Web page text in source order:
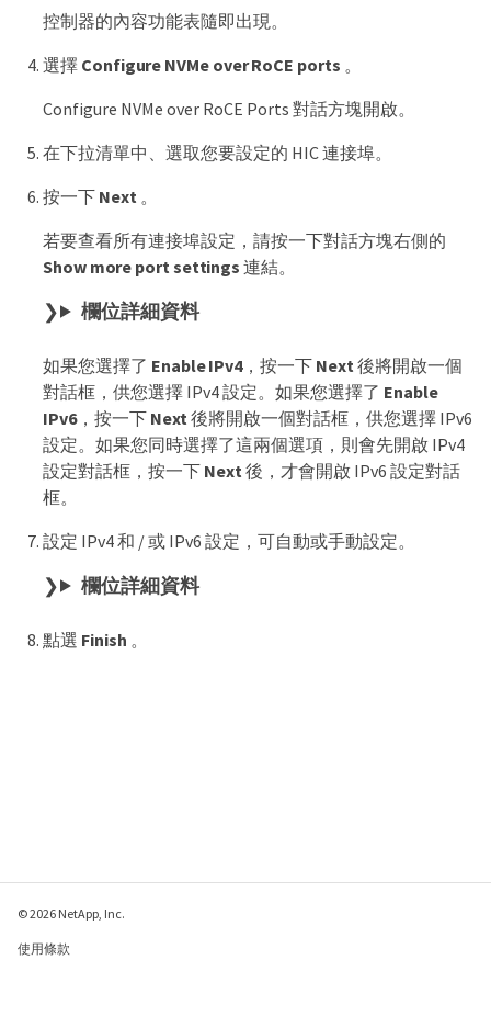
控制器的內容功能表隨即出現。
選擇 Configure NVMe over RoCE ports 。
Configure NVMe over RoCE Ports 對話方塊開啟。
在下拉清單中、選取您要設定的 HIC 連接埠。
按一下 Next 。
若要查看所有連接埠設定，請按一下對話方塊右側的
Show more port settings 連結。
欄位詳細資料
如果您選擇了 Enable IPv4，按一下 Next 後將開啟一個
對話框，供您選擇 IPv4 設定。如果您選擇了 Enable
IPv6，按一下 Next 後將開啟一個對話框，供您選擇 IPv6
設定。如果您同時選擇了這兩個選項，則會先開啟 IPv4
設定對話框，按一下 Next 後，才會開啟 IPv6 設定對話
框。
設定 IPv4 和 / 或 IPv6 設定，可自動或手動設定。
欄位詳細資料
點選 Finish 。
© 2026 NetApp, Inc.
使用條款